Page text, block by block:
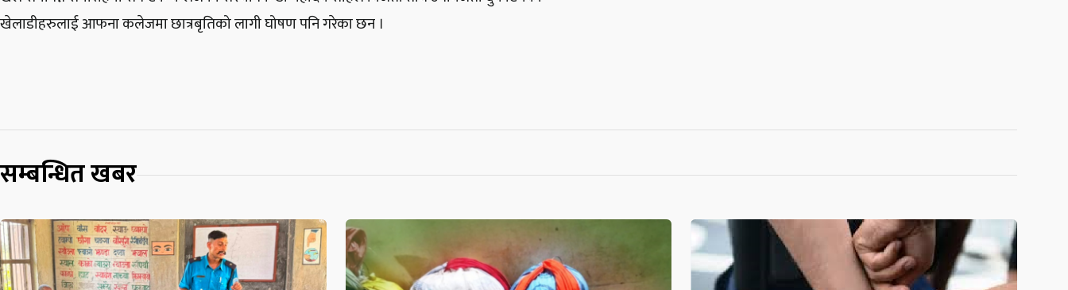
खेलाडीहरुलाई आफना कलेजमा छात्रबृतिको लागी घोषण पनि गरेका छन ।
सम्बन्धित खबर